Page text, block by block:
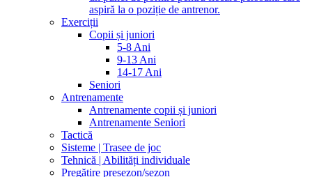
aspiră la o poziție de antrenor.
Exerciții
Copii și juniori
5-8 Ani
9-13 Ani
14-17 Ani
Seniori
Antrenamente
Antrenamente copii și juniori
Antrenamente Seniori
Tactică
Sisteme | Trasee de joc
Tehnică | Abilități individuale
Pregătire presezon/sezon